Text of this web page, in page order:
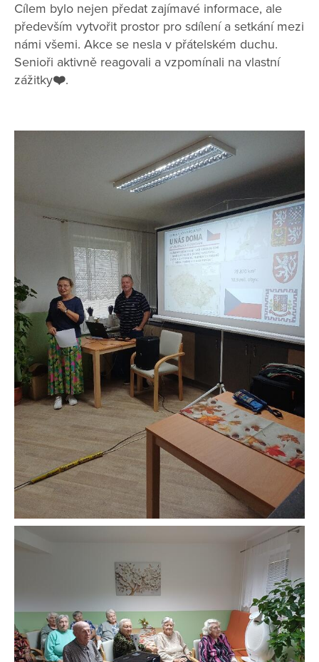
Cílem bylo nejen předat zajímavé informace, ale
především vytvořit prostor pro sdílení a setkání mezi
námi všemi. Akce se nesla v přátelském duchu.
Senioři aktivně reagovali a vzpomínali na vlastní
zážitky❤️.